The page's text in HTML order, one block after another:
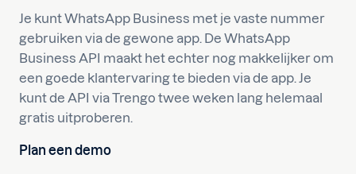
Je kunt WhatsApp Business met je vaste nummer
gebruiken via de gewone app. De WhatsApp
Business API maakt het echter nog makkelijker om
een goede klantervaring te bieden via de app. Je
kunt de API via Trengo twee weken lang helemaal
gratis uitproberen.
Plan een demo